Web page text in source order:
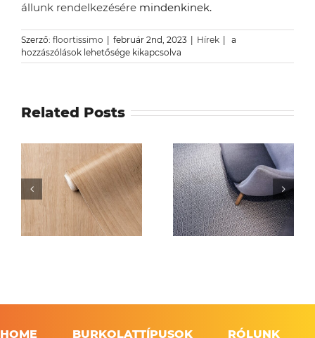
állunk rendelkezésére mindenkinek.
Szerző: floortissimo február 2nd, 2023 Hírek
Iroda
kisokos
tisztítás
a
hozzászólások lehetősége kikapcsolva
Related Posts
HOME BURKOLATTÍPUSOK RÓLUNK